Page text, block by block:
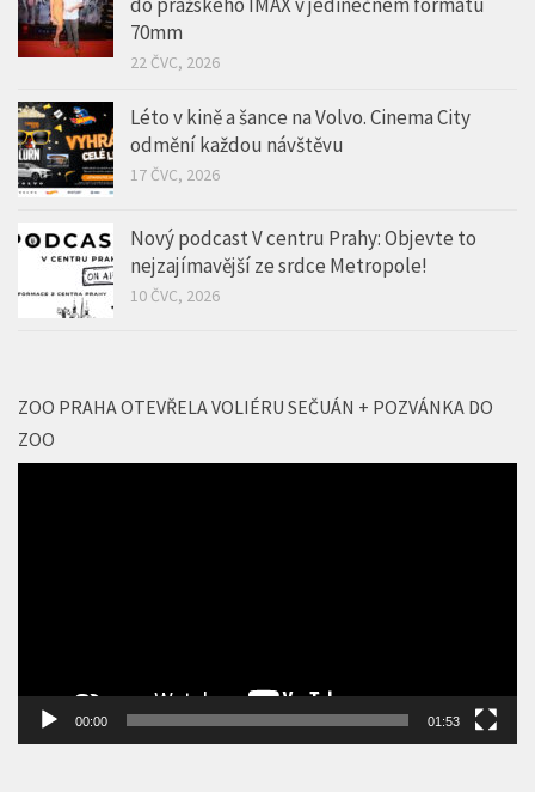
Léto v kině a šance na Volvo. Cinema City
odmění každou návštěvu
17 ČVC, 2026
Nový podcast V centru Prahy: Objevte to
nejzajímavější ze srdce Metropole!
ZOO PRAHA OTEVŘELA VOLIÉRU SEČUÁN + POZVÁNKA DO
přehrávač
GALERIE CINEMAHOUSE